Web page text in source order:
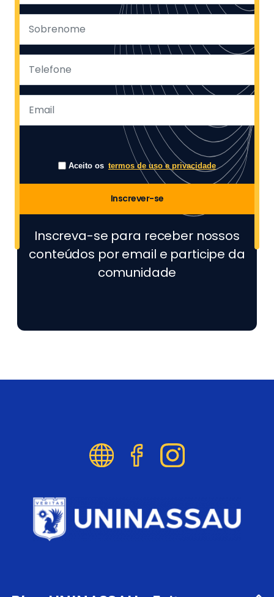
Aceito os termos de uso e privacidade
Inscrever-se
Inscreva-se para receber nossos
conteúdos por email e participe da
comunidade